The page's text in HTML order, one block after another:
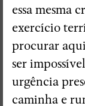
essa mesma
exercício
procurar
ser
urgência
caminha e